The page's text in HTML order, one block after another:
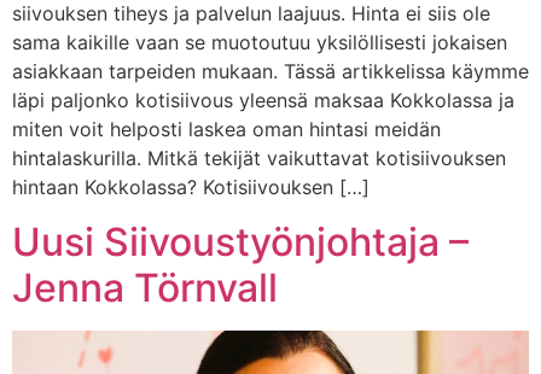
siivouksen tiheys ja palvelun laajuus. Hinta ei siis ole
sama kaikille vaan se muotoutuu yksilöllisesti jokaisen
asiakkaan tarpeiden mukaan. Tässä artikkelissa käymme
läpi paljonko kotisiivous yleensä maksaa Kokkolassa ja
miten voit helposti laskea oman hintasi meidän
hintalaskurilla. Mitkä tekijät vaikuttavat kotisiivouksen
hintaan Kokkolassa? Kotisiivouksen […]
Uusi Siivoustyönjohtaja –
Jenna Törnvall